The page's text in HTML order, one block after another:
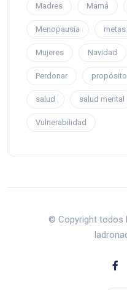
Madres Mamá
Menopausia metas
Mujeres Navidad
Perdonar propósito
salud salud mental
Vulnerabilidad
© Copyright todos